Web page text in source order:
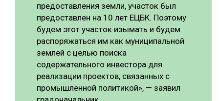
предоставления земли, участок был
предоставлен на 10 лет ЕЦБК. Поэтому
будем этот участок изымать и будем
распоряжаться им как муниципальной
землей с целью поиска
содержательного инвестора для
реализации проектов, связанных с
промышленной политикой», — заявил